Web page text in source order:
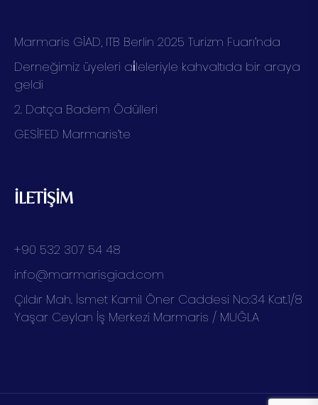
Marmaris GİAD, ITB Berlin 2025 Turizm Fuarı’nda
Derneğimiz üyeleri ai̇leleriyle kahvaltıda bir araya
geldi
2. Datça Badem Ödülleri
GESİFED Marmaris’te
İLETİŞİM
+90 532 307 54 48
info@marmarisgiad.com
Çıldır Mah. İsmet Kamil Öner Caddesi No:34 Kat.1/8
Yaşar Ceylan İş Merkezi Marmaris / MUĞLA